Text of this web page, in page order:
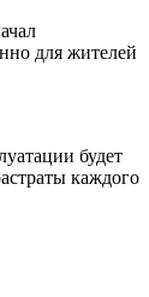
для жителей
будет
каждого